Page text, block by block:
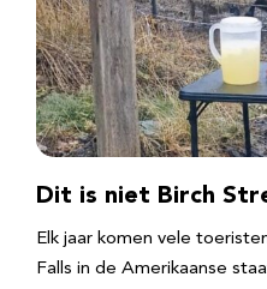
Dit is niet Birch
Elk jaar komen vele
Falls in de Amerikaanse